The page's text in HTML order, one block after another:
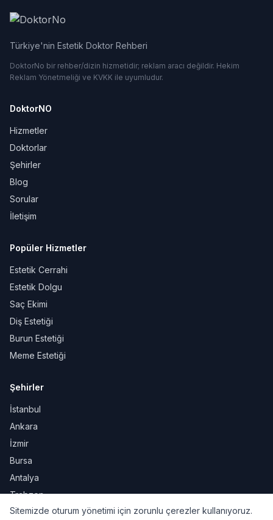
Türkiye'nin Estetik Doktor Rehberi
DoktorNo bir rehber/dizin hizmetidir; reklam aracı değildir. Hekim
Reklam Yönetmeliği ve KVKK ile uyumludur.
DoktorNO
Hizmetler
Doktorlar
Şehirler
Blog
Sorular
İletişim
Popüler Hizmetler
Estetik Cerrahi
Estetik Dolgu
Saç Ekimi
Diş Estetiği
Burun Estetiği
Meme Estetiği
Şehirler
İstanbul
Ankara
İzmir
Bursa
Antalya
Trabzon
Sitemizde oturum yönetimi için zorunlu çerezler kullanıyoruz.